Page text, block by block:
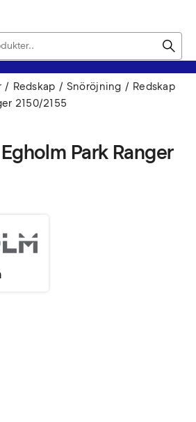
Redskap Snöröjning
Redskap
2150/2155
Park Ranger